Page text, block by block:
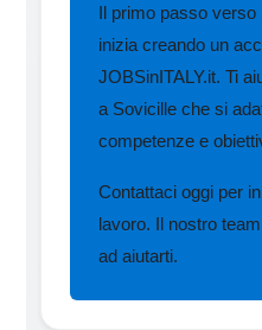
Il primo passo verso
inizia creando un
JOBSinITALY.it. Ti
a Sovicille che si
competenze e
Contattaci oggi per
lavoro. Il nostro
ad aiutarti.